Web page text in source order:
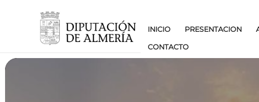
INICIO PRESENTACION
CONTACTO
3.1: ACTUACIONES